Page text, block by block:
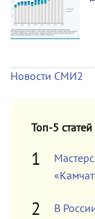
Новости СМИ2
Топ-5
В